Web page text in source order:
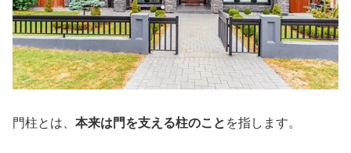
門柱とは、 本来は門を支える柱のこと を指します。